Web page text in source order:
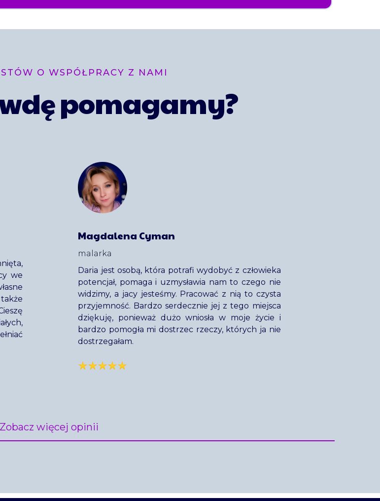
O WSPÓŁPRACY Z NAMI
pomagamy?
we
Magdalena Cyman
malarka
Daria jest osobą, która potrafi wydobyć z człowieka
potencjał, pomaga i uzmysławia nam to czego nie
widzimy, a jacy jesteśmy. Pracować z nią to czysta
przyjemność. Bardzo serdecznie jej z tego miejsca
dziękuję, ponieważ dużo wniosła w moje życie i
bardzo pomogła mi dostrzec rzeczy, których ja nie
dostrzegałam.
Zobacz więcej opinii